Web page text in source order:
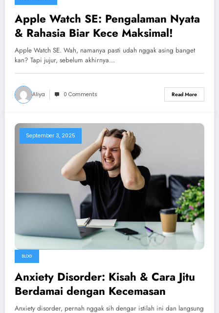
Apple Watch SE: Pengalaman Nyata
& Rahasia Biar Kece Maksimal!
Apple Watch SE. Wah, namanya pasti udah nggak asing banget
kan? Tapi jujur, sebelum akhirnya…
Aliya 0 Comments Read More
September 3, 2025
BLOG
Anxiety Disorder: Kisah & Cara Jitu
Berdamai dengan Kecemasan
Anxiety disorder, pernah nggak sih dengar istilah ini dan langsung